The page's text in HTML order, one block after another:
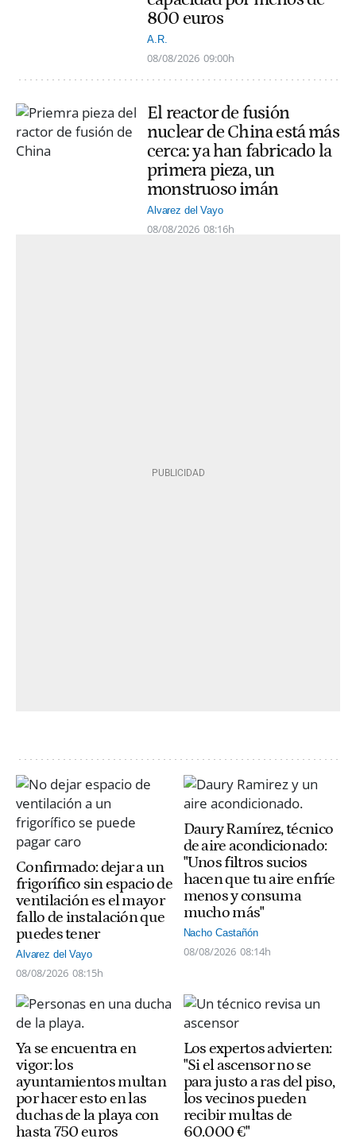
800 euros
A.R.
08/08/2026 09:00h
El reactor de fusión
nuclear de China está más
cerca: ya han fabricado la
primera pieza, un
monstruoso imán
Alvarez del Vayo
08/08/2026 08:16h
Confirmado: dejar a un
frigorífico sin espacio de
ventilación es el mayor
fallo de instalación que
puedes tener
Alvarez del Vayo
08/08/2026 08:15h
Daury Ramírez, técnico
de aire acondicionado:
"Unos filtros sucios
hacen que tu aire enfríe
menos y consuma
mucho más"
Nacho Castañón
08/08/2026 08:14h
Ya se encuentra en
vigor: los
ayuntamientos multan
por hacer esto en las
duchas de la playa con
hasta 750 euros
Los expertos advierten:
"Si el ascensor no se
para justo a ras del piso,
los vecinos pueden
recibir multas de
60.000 €"